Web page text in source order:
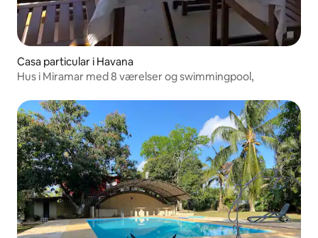
Casa particular i Havana
Hus i Miramar med 8 værelser og swimmingpool,